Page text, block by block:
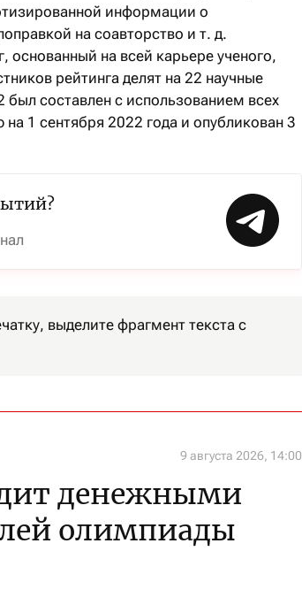
информации о
на соавторство и т. д.
основанный на всей карьере ученого,
рейтинга делят на 22 научные
составлен с использованием всех
1 сентября 2022 года и опубликован 3
выделите фрагмент текста с
9 августа 2026, 14:00
денежными
олимпиады